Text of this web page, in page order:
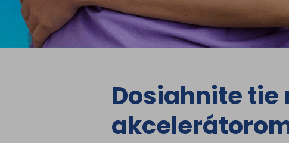
Dosiahnite tie